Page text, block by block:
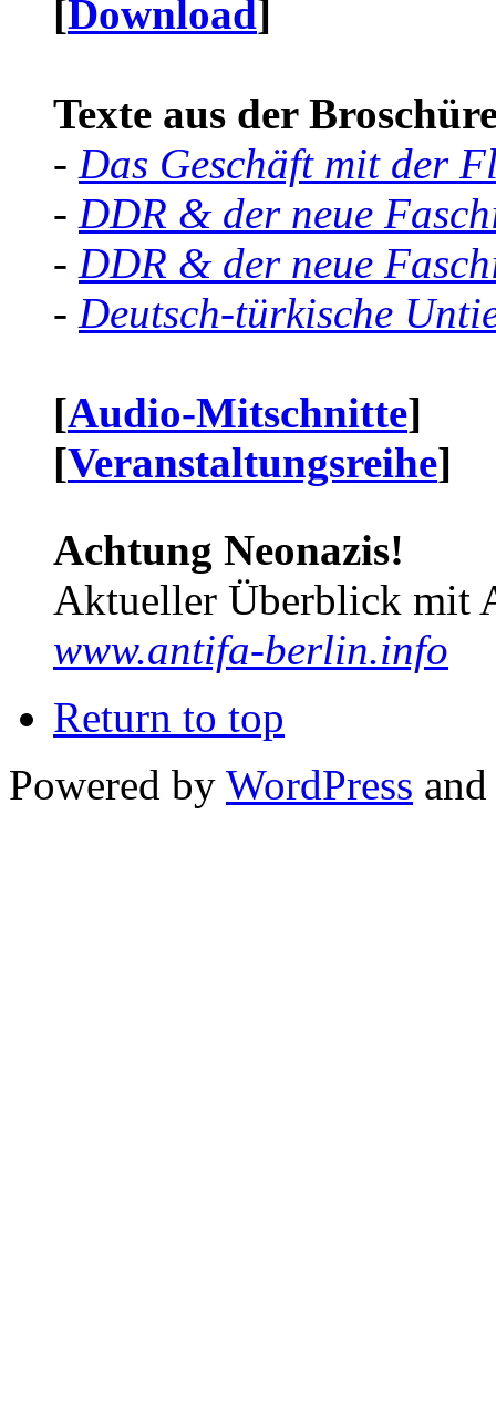
[Download]
Texte aus der
- Das Geschäft mit der
- DDR & der neue
- DDR & der neue
- Deutsch-türkische
[Audio-Mitschnitte]
[Veranstaltungsreihe]
Achtung Neonazis!
Aktueller Überblick mit
www.antifa-berlin.info
Return to top
Powered by WordPress